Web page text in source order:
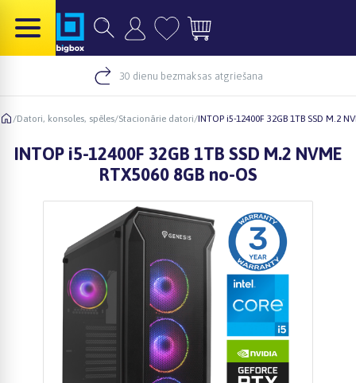
30 dienu bezmaksas atgriešana
/Datori, konsoles, spēles/Stacionārie datori/INTOP i5-12400F 32GB 1TB SSD M.2
INTOP i5-12400F 32GB 1TB SSD M.2 NVME
RTX5060 8GB no-OS